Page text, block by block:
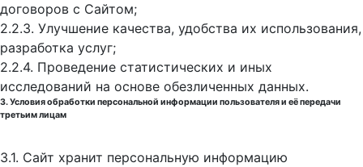
договоров с Сайтом;
2.2.3. Улучшение качества, удобства их использования,
разработка услуг;
2.2.4. Проведение статистических и иных
исследований на основе обезличенных данных.
3. Условия обработки персональной информации пользователя и её передачи
третьим лицам
3.1. Сайт хранит персональную информацию